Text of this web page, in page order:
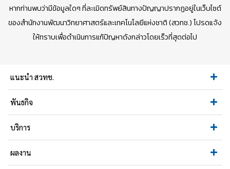
หากท่านพบว่ามีข้อมูลใดๆ ที่ละเมิดทรัพย์สินทางปัญญาปรากฏอยู่ในเว็บไซต์
ของสำนักงานพัฒนาวิทยาศาสตร์และเทคโนโลยีแห่งชาติ (สวทช.) โปรดแจ้ง
ให้ทราบเพื่อดำเนินการแก้ปัญหาดังกล่าวโดยเร็วที่สุดต่อไป
แนะนำ สวทช.
พันธกิจ
บริการ
ผลงาน